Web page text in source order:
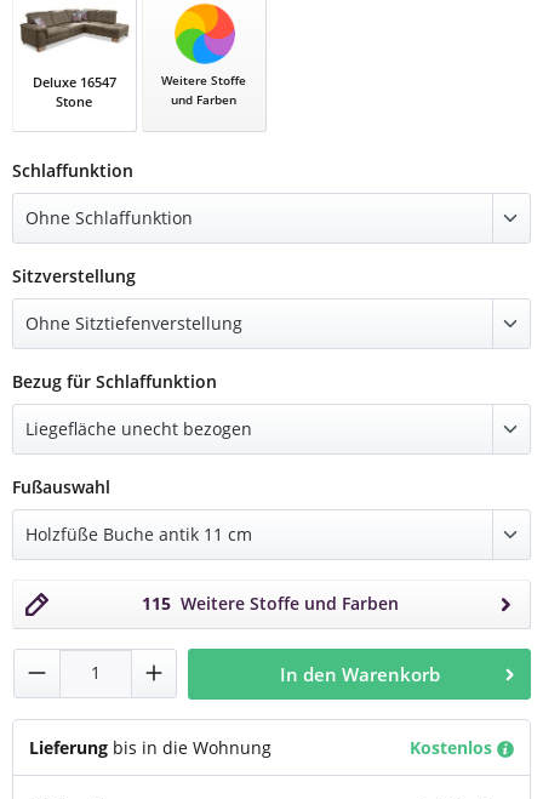
Deluxe 16547
Stone
Weitere Stoffe
und Farben
Schlaffunktion
Sitzverstellungauswählen
Bezug für Schlaffunktion
Fußauswahl
115 Weitere Stoffe und Farben
Produkt Anzahl: Gib den gewünschten
In den Warenkorb
Lieferung bis in die Wohnung Kostenlos